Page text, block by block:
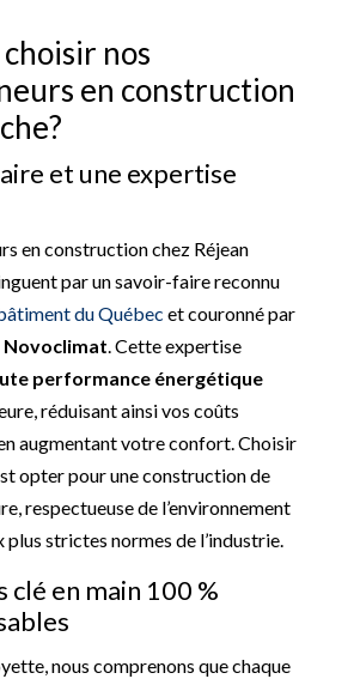
nos
en construction
et une expertise
en construction chez Réjean
par un savoir-faire reconnu
du Québec et couronné par
. Cette expertise
performance énergétique
réduisant ainsi vos coûts
augmentant votre confort. Choisir
opter pour une construction de
respectueuse de l’environnement
strictes normes de l’industrie.
clé en main 100 %
nous comprenons que chaque